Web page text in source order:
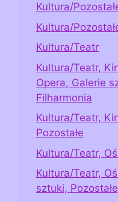
Kultura/
Kultura/
Kultura/Teatr
Kultura/Teatr,
Opera, Galerie
Filharmonia
Kultura/Teatr,
Pozostałe
Kultura/Teatr,
Kultura/Teatr,
sztuki,